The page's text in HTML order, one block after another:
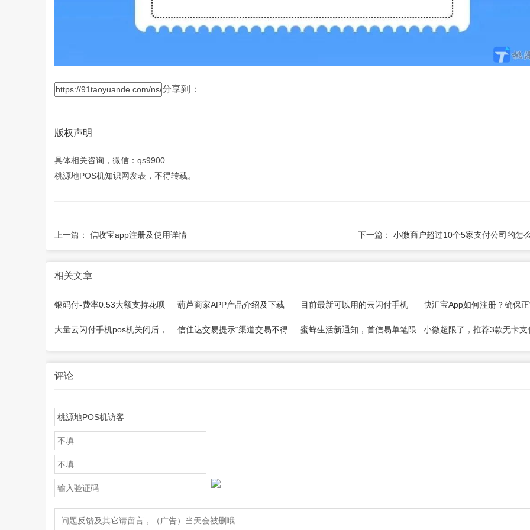
分享到：
版权声明
具体相关咨询，微信：qs9900
桃源地POS机知识网发表，不得转载。
上一篇： 信收宝app注册及使用详情 下一篇： 小微商户超过10个5家支付公司的怎
相关文章
银码付-费率0.53大额支持花呗
微信，注册开通教程
葫芦商家APP产品介绍及下载
目前最新可以用的云闪付手机
pos机推荐！
快汇宝App如何注册？确保
能用！
大量云闪付手机pos机关闭后，
信佳达交易提示“渠道交易不得
蜜蜂生活新通知，首信易单笔限
小微超限了，推荐3款无卡支
评论